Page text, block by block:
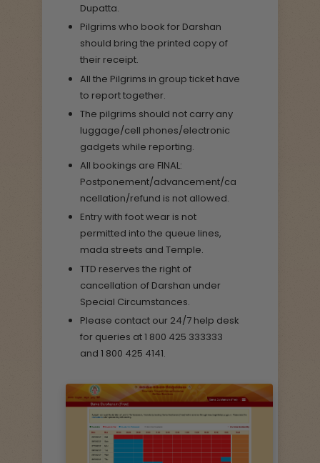
Dupatta.
Pilgrims who book for Darshan
should bring the printed copy of
their receipt.
All the Pilgrims in group ticket have
to report together.
The pilgrims should not carry any
luggage/cell phones/electronic
gadgets while reporting.
All bookings are FINAL:
Postponement/advancement/ca
ncellation/refund is not allowed.
Entry with foot wear is not
permitted into the queue lines,
mada streets and Temple.
TTD reserves the right of
cancellation of Darshan under
Special Circumstances.
Please contact our 24/7 help desk
for queries at 1 800 425 333333
and 1 800 425 4141.